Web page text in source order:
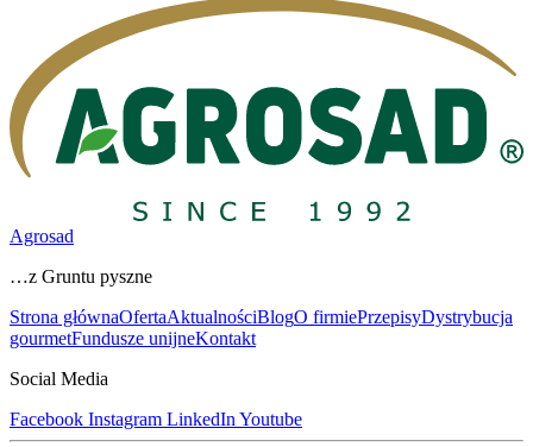
Agrosad
…z Gruntu pyszne
Strona głównaOfertaAktualnościBlogO firmiePrzepisyDystrybucja
gourmetFundusze unijneKontakt
Social Media
Facebook Instagram LinkedIn Youtube